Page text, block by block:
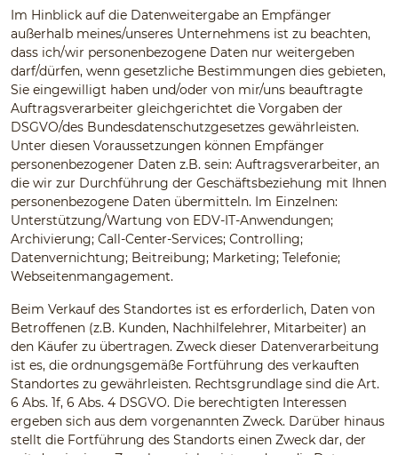
Im Hinblick auf die Datenweitergabe an Empfänger
außerhalb meines/unseres Unternehmens ist zu beachten,
dass ich/wir personenbezogene Daten nur weitergeben
darf/dürfen, wenn gesetzliche Bestimmungen dies gebieten,
Sie eingewilligt haben und/oder von mir/uns beauftragte
Auftragsverarbeiter gleichgerichtet die Vorgaben der
DSGVO/des Bundesdatenschutzgesetzes gewährleisten.
Unter diesen Voraussetzungen können Empfänger
personenbezogener Daten z.B. sein: Auftragsverarbeiter, an
die wir zur Durchführung der Geschäftsbeziehung mit Ihnen
personenbezogene Daten übermitteln. Im Einzelnen:
Unterstützung/Wartung von EDV-IT-Anwendungen;
Archivierung; Call-Center-Services; Controlling;
Datenvernichtung; Beitreibung; Marketing; Telefonie;
Webseitenmangagement.
Beim Verkauf des Standortes ist es erforderlich, Daten von
Betroffenen (z.B. Kunden, Nachhilfelehrer, Mitarbeiter) an
den Käufer zu übertragen. Zweck dieser Datenverarbeitung
ist es, die ordnungsgemäße Fortführung des verkauften
Standortes zu gewährleisten. Rechtsgrundlage sind die Art.
6 Abs. 1f, 6 Abs. 4 DSGVO. Die berechtigten Interessen
ergeben sich aus dem vorgenannten Zweck. Darüber hinaus
stellt die Fortführung des Standorts einen Zweck dar, der